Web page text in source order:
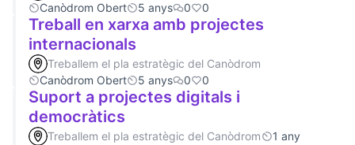
Canòdrom Obert
5 anys 0 0
Treball en xarxa amb projectes
internacionals
Treballem el pla estratègic del Canòdrom
Canòdrom Obert
5 anys 0 0
Suport a projectes digitals i
democràtics
Treballem el pla estratègic del Canòdrom
1 any